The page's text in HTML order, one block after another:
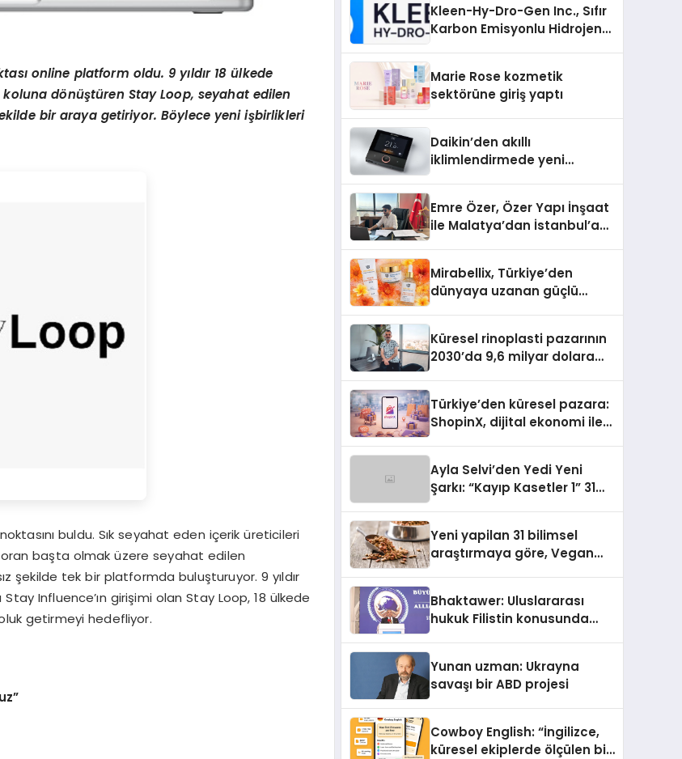
online platform oldu. 9 yıldır 18 ülkede
koluna dönüştüren Stay Loop, seyahat edilen
bir araya getiriyor. Böylece yeni işbirlikleri
buldu. Sık seyahat eden içerik üreticileri
başta olmak üzere seyahat edilen
şekilde tek bir platformda buluşturuyor. 9 yıldır
Influence’ın girişimi olan Stay Loop, 18 ülkede
getirmeyi hedefliyor.
Kleen-Hy-Dro-Gen Inc., Sıfır
Karbon Emisyonlu Hidrojen
Aldı
Marie Rose kozmetik
sektörüne giriş yaptı
Daikin’den akıllı
iklimlendirmede yeni
Emre Özer, Özer Yapı İnşaat
ile Malatya’dan İstanbul’a
Mirabellix, Türkiye’den
dünyaya uzanan güçlü
Küresel rinoplasti pazarının
2030’da 9,6 milyar dolara
Türkiye’den küresel pazara:
ShopinX, dijital ekonomi ile
Ayla Selvi’den Yedi Yeni
Şarkı: “Kayıp Kasetler 1” 31
Yeni yapilan 31 bilimsel
araştırmaya göre, Vegan
Sindirildiğini Ortaya Koydu
Bhaktawer: Uluslararası
hukuk Filistin konusunda
Yunan uzman: Ukrayna
savaşı bir ABD projesi
Cowboy English: “İngilizce,
küresel ekiplerde ölçülen bir